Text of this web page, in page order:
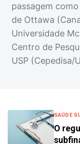
passagem
de Ottawa
Universidade
Centro de
USP (Cepedisa/
SAÚDE
O